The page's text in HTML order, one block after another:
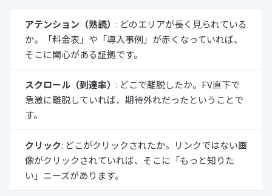
アテンション（熟読） : どのエリアが長く見られている
か。「料金表」や「導入事例」が赤くなっていれば、
そこに関心がある証拠です。
スクロール（到達率） : どこで離脱したか。FV直下で
急激に離脱していれば、期待外れだったということで
す。
クリック: どこがクリックされたか。リンクではない画
像がクリックされていれば、そこに「もっと知りた
い」ニーズがあります。